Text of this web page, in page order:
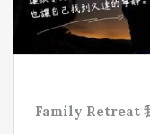
Family Retreat